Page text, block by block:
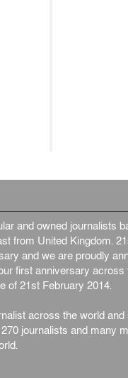
and owned journalists
from United Kingdom.
and we are proudly
first anniversary across
of 21st February 2014.
across the world
journalists and many